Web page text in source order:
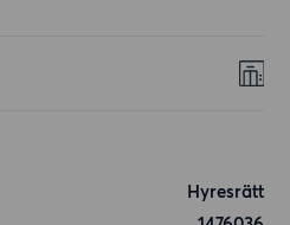
Hyresrätt